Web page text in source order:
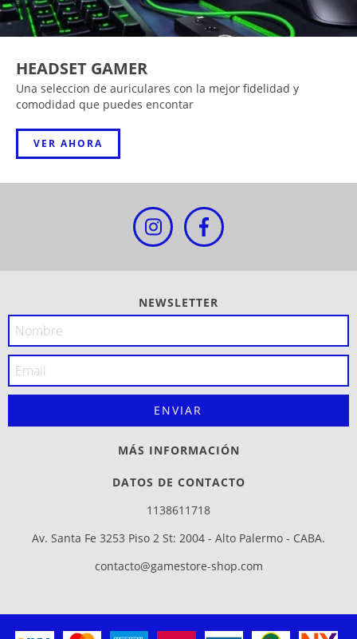
HEADSET GAMER
Una seleccion de auriculares con la mejor fidelidad y
comodidad que puedes encontar
VER AHORA
NEWSLETTER
MÁS INFORMACIÓN
DATOS DE CONTACTO
1138611718
Av. Santa Fe 3253 Piso 2 St: 2004 - Alto Palermo - CABA.
contacto@gamestore-shop.com